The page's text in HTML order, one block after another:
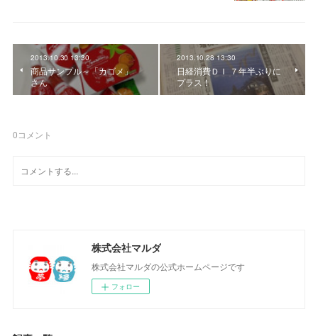
2013.10.30 13:30
商品サンプル～「カゴメ」
さん
2013.10.28 13:30
日経消費ＤＩ ７年半ぶりに
プラス！
0コメント
株式会社マルダ
株式会社マルダの公式ホームページです
フォロー